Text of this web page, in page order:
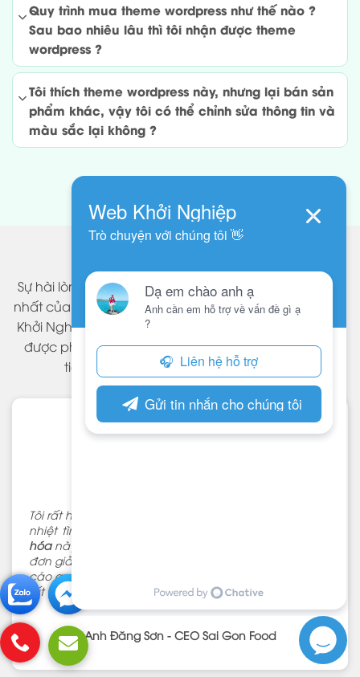
Quy trình mua theme wordpress như thế nào ?
Sau bao nhiêu lâu thì tôi nhận được theme
wordpress ?
Tôi thích theme wordpress này, nhưng lại bán sản
phẩm khác, vậy tôi có thể chỉnh sửa thông tin và
màu sắc lại không ?
Sự hài lòng của khách hàng chính là thành công lớn
nhất của chúng tôi. Những themes wordpress do Web
Khởi Nghiệp làm ra mang lại hiệu quả & khách hàng
được phục vụ tận tình, cảm thấy hài lòng – là mục
tiêu mà Web Khởi Nghiệp hướng đến.
Tôi rất hài lòng với dịch vụ ở Web Khởi Nghiệp. Nhanh-
nhiệt tình-chi phí tốt. Nhờ
hóanày mà công việc thiết kế website của tôi trở nên
đơn giản hơn. Sau khi có website thì việc chạy quảng
cáo google, facebookcủa công ty linh hoạt hơn trước
rất nhiều.
Anh Đăng Sơn - CEO Sai Gon Food